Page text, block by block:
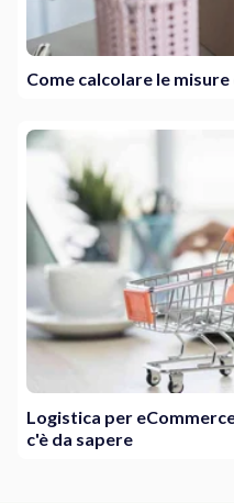
Come calcolare le
Logistica per
c'è da sapere